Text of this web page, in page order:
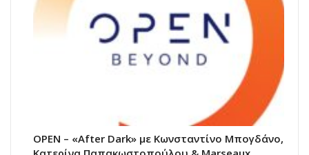
OPEN – «After Dark» με Κωνσταντίνο Μπογδάνο,